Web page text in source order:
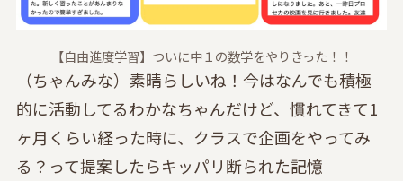
【自由進度学習】ついに中１の数学をやりきった！！
（ちゃんみな）素晴らしいね！今はなんでも積極
的に活動してるわかなちゃんだけど、慣れてきて1
ヶ月くらい経った時に、クラスで企画をやってみ
る？って提案したらキッパリ断られた記憶